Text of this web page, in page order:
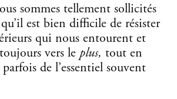
sommes tellement sollicités
est bien difficile de résister
qui nous entourent et
vers le plus, tout en
de l’essentiel souvent